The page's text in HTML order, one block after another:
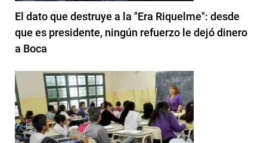
El dato que destruye a la "Era Riquelme": desde
que es presidente, ningún refuerzo le dejó dinero
a Boca